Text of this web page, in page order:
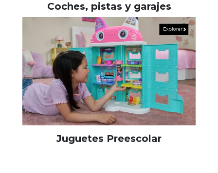
Coches, pistas y garajes
Juguetes Preescolar